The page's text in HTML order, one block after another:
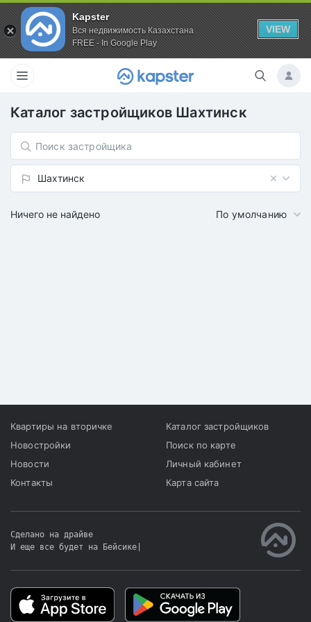
Kapster
Вся недвижимость Казахстана
FREE - In Google Play
VIEW
Каталог застройщиков Шахтинск
Шахтинск
Ничего не найдено По умолчанию
Квартиры на вторичке
Новостройки
Новости
Контакты
Каталог застройщиков
Поиск по карте
Личный кабинет
Карта сайта
Сделано на драйве
И еще все будет на Бейсике